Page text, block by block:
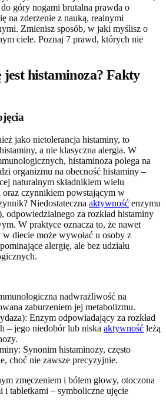
góry nogami brutalna prawda o
na zderzenie z nauką, realnymi
Zmienisz sposób, w jaki myślisz o
ciele. Poznaj 7 prawd, których nie
histaminoza? Fakty
jako nietolerancja histaminy, to
a nie klasyczna alergia. W
histaminoza polega na
organizmu na obecność histaminy –
naturalnym składnikiem wielu
czynnikiem powstającym w
Niedostateczna aktywność enzymu
za rozkład histaminy
W praktyce oznacza to, że nawet
diecie może wywołać u osoby z
alergię, ale bez udziału
nadwrażliwość na
zaburzeniem jej metabolizmu.
Enzym odpowiadający za rozkład
– jego niedobór lub niska aktywność leżą
Synonim histaminozy, często
choć nie zawsze precyzyjnie.